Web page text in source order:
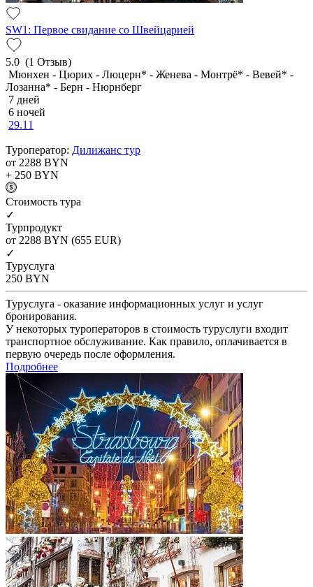
SW1: Первое свидание со Швейцарией
5.0 (1 Отзыв)
Мюнхен - Цюрих - Люцерн* - Женева - Монтрё* - Вевей* -
Лозанна* - Берн - Нюрнберг
7 дней
6 ночей
29.11
Туроператор: Дилижанс тур
от 2288 BYN
+ 250 BYN
Cтоимость тура
✓
Турпродукт
от 2288 BYN (655 EUR)
✓
Туруслуга
250 BYN
Туруслуга - оказание информационных услуг и услуг
бронирования.
У некоторых туроператоров в стоимость туруслуги входит
транспортное обслуживание. Как правило, оплачивается в
первую очередь после оформления.
Подробнее